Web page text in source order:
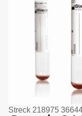
Streck 218975